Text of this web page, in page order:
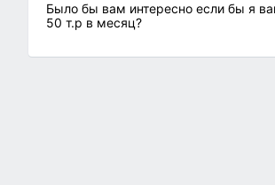
Было бы вам интересно если бы я
50 т.р в месяц?